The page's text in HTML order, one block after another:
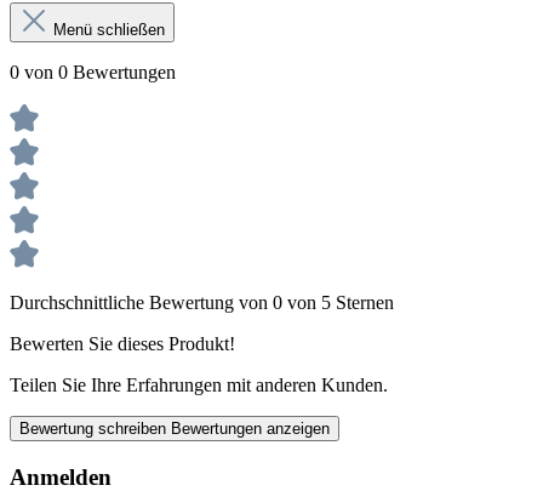
Menü schließen
0 von 0 Bewertungen
Durchschnittliche Bewertung von 0 von 5 Sternen
Bewerten Sie dieses Produkt!
Teilen Sie Ihre Erfahrungen mit anderen Kunden.
Bewertung schreiben Bewertungen anzeigen
Anmelden